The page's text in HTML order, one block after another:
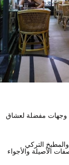
وجهات مفضلة لعشاق
التركي
الأصيلة والأجواء